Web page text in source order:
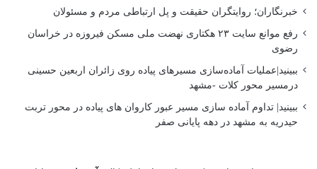
خبرنگاران؛ روایتگران حقیقت و پل ارتباطی مردم و مسئولان
رفع موانع سایت ۲۳ هکتاری نهضت ملی مسکن فیروزه در خراسان
رضوی
ببینید|عملیات آماده‌سازی مسیرهای پیاده روی زائران اربعین حسینی
درمسیر محور کلات -مشهد
ببینید| تداوم آماده سازی مسیر عبور کاروان های پیاده در محور تربت
حیدریه به مشهد در دهه پایانی صفر